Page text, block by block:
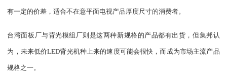
有一定的价差，适合不在意平面电视产品厚度尺寸的消费者。
台湾面板厂与背光模组厂则是这两种新规格的产品都有出货，但集邦认
为，未来低价LED背光机种上来的速度可能会很快，而成为市场主流产品
规格之一。